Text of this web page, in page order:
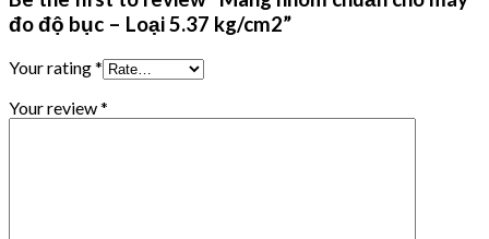
đo độ bục – Loại 5.37 kg/cm2”
Your rating*
Your review*